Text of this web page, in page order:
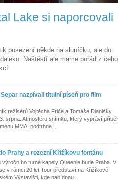
Lake si naporcovali
posezení někde na sluníčku, ale do
Naštěstí ale máme pořád z čeho
nazpívali titulní píseň pro film
režisérů Vojtěcha Friče a Tomáše Dianišky
srpna. Atmosféru snímku, který vypráví
MMA, podtrhne...
Prahy a rozezní Křižíkovu fontánu
turné kapely Queenie bude Praha. V
v rámci 20 let Tour představí na Křižíkově
Výstavišti, kde nabídnou...